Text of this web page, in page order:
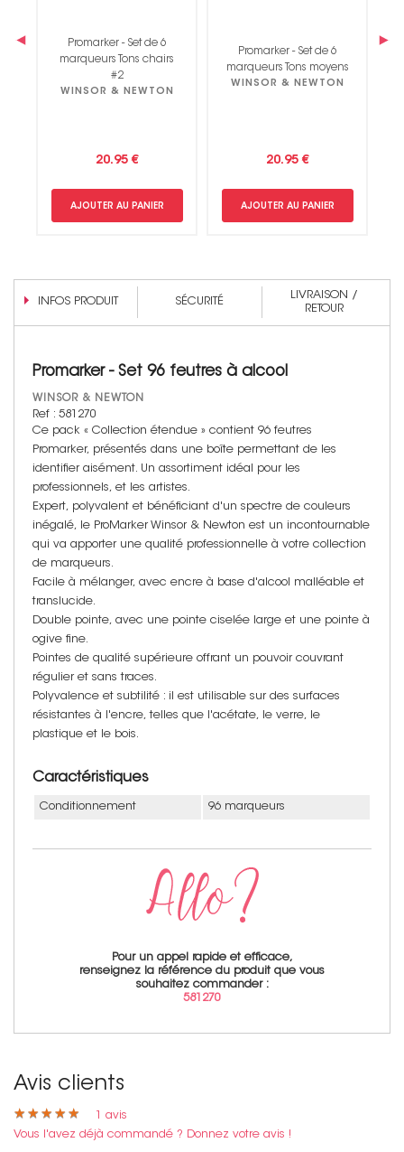
Promarker - Set de 6
marqueurs Tons chairs
#2
WINSOR & NEWTON
20.95 €
AJOUTER AU PANIER
Promarker - Set de 6
marqueurs Tons moyens
WINSOR & NEWTON
20.95 €
AJOUTER AU PANIER
‹ ›
INFOS PRODUIT SÉCURITÉ
LIVRAISON /
RETOUR
Promarker - Set 96 feutres à alcool
WINSOR & NEWTON
Ref : 581270
Ce pack « Collection étendue » contient 96 feutres
Promarker, présentés dans une boîte permettant de les
identifier aisément. Un assortiment idéal pour les
professionnels, et les artistes.
Expert, polyvalent et bénéficiant d'un spectre de couleurs
inégalé, le ProMarker Winsor & Newton est un incontournable
qui va apporter une qualité professionnelle à votre collection
de marqueurs.
Facile à mélanger, avec encre à base d'alcool malléable et
translucide.
Double pointe, avec une pointe ciselée large et une pointe à
ogive fine.
Pointes de qualité supérieure offrant un pouvoir couvrant
régulier et sans traces.
Polyvalence et subtilité : il est utilisable sur des surfaces
résistantes à l'encre, telles que l'acétate, le verre, le
plastique et le bois.
Caractéristiques
Conditionnement 96 marqueurs
Pour un appel rapide et efficace,
renseignez la référence du produit que vous
souhaitez commander :
581270
Avis clients
★ ★ ★ ★ ★
★ ★ ★ ★ ★
avis
Vous l'avez déjà commandé ? Donnez votre avis !